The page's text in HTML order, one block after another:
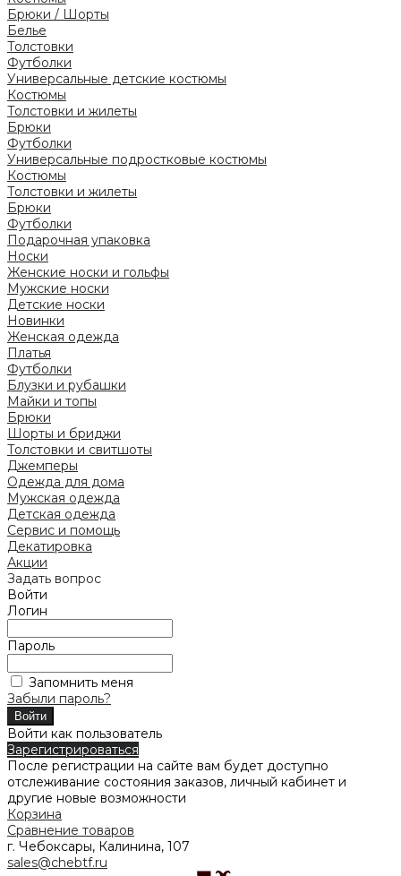
Брюки / Шорты
Белье
Толстовки
Футболки
Универсальные детские костюмы
Костюмы
Толстовки и жилеты
Брюки
Футболки
Универсальные подростковые костюмы
Костюмы
Толстовки и жилеты
Брюки
Футболки
Подарочная упаковка
Носки
Женские носки и гольфы
Мужские носки
Детские носки
Новинки
Женская одежда
Платья
Футболки
Блузки и рубашки
Майки и топы
Брюки
Шорты и бриджи
Толстовки и свитшоты
Джемперы
Одежда для дома
Мужская одежда
Детская одежда
Сервис и помощь
Декатировка
Акции
Задать вопрос
Войти
Логин
Пароль
Запомнить меня
Забыли пароль?
Войти как пользователь
Зарегистрироваться
После регистрации на сайте вам будет доступно
отслеживание состояния заказов, личный кабинет и
другие новые возможности
Корзина
Сравнение товаров
г. Чебоксары, Калинина, 107
sales@chebtf.ru